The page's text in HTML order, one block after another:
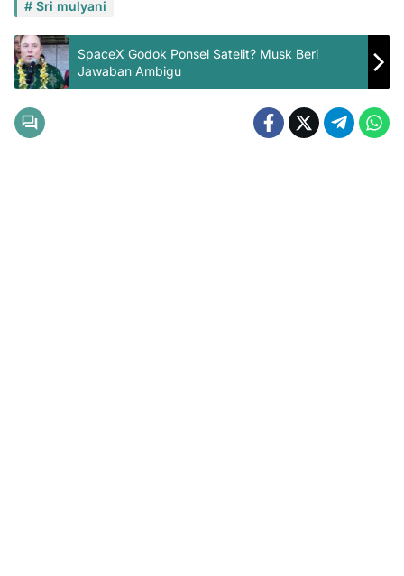
Sri mulyani
SpaceX Godok Ponsel Satelit? Musk Beri
Jawaban Ambigu